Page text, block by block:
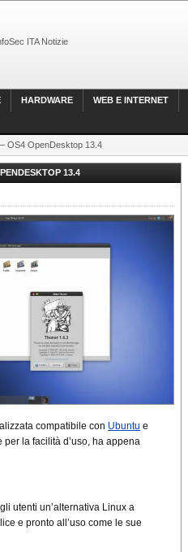
ITA Notizie
HARDWARE WEB E INTERNET
OS4 OpenDesktop 13.4
13.4
compatibile con Ubuntu e
la facilità d’uso, ha appena
utenti un’alternativa Linux a
e pronto all’uso come le sue